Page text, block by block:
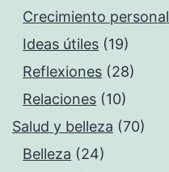
Crecimiento personal
Ideas útiles (19)
Reflexiones (28)
Relaciones (10)
Salud y belleza (70)
Belleza (24)